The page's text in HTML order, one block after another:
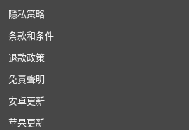
隱私策略
条款和条件
退款政策
免責聲明
安卓更新
苹果更新